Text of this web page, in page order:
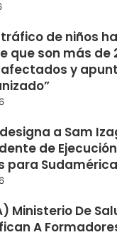
de niños
que son más de
y
a Sam
de
para Sudamérica
Ministerio De
A